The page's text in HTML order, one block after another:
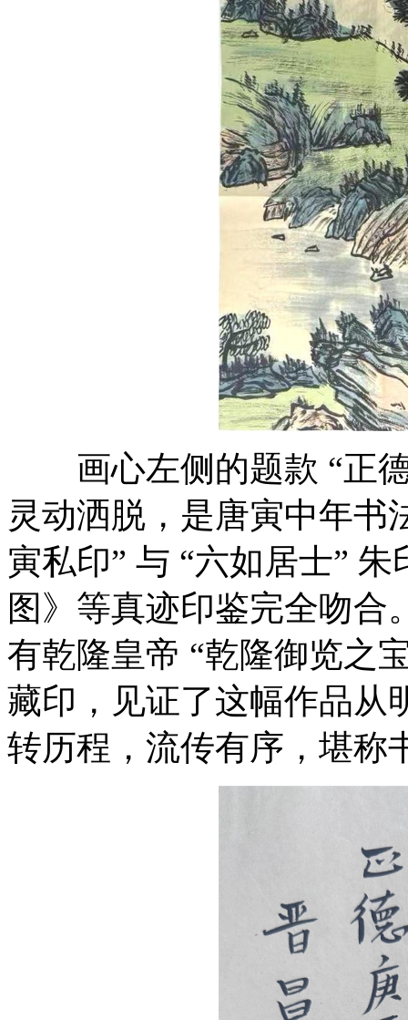
画心左侧的题款 “正德
灵动洒脱，是唐寅中年书
寅私印” 与 “六如居士”
图》等真迹印鉴完全吻合
有乾隆皇帝 “乾隆御览之
藏印，见证了这幅作品从
转历程，流传有序，堪称